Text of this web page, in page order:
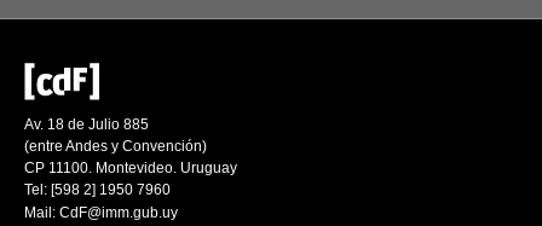
Av. 18 de Julio 885
(entre Andes y Convención)
CP 11100. Montevideo. Uruguay
Tel: [598 2] 1950 7960
Mail: CdF@imm.gub.uy